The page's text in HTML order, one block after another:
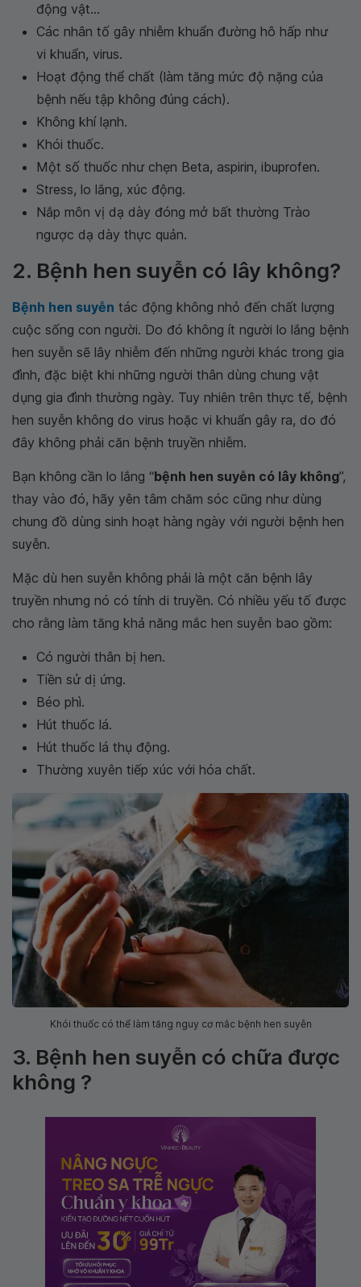
động vật...
Các nhân tố gây nhiễm khuẩn đường hô hấp như
vi khuẩn, virus.
Hoạt động thể chất (làm tăng mức độ nặng của
bệnh nếu tập không đúng cách).
Không khí lạnh.
Khói thuốc.
Một số thuốc như chẹn Beta, aspirin, ibuprofen.
Stress, lo lắng, xúc động.
Nắp môn vị dạ dày đóng mở bất thường Trào
ngược dạ dày thực quản.
2. Bệnh hen suyễn có lây không?
Bệnh hen suyễn tác động không nhỏ đến chất lượng
cuộc sống con người. Do đó không ít người lo lắng bệnh
hen suyễn sẽ lây nhiễm đến những người khác trong gia
đình, đặc biệt khi những người thân dùng chung vật
dụng gia đình thường ngày. Tuy nhiên trên thực tế, bệnh
hen suyễn không do virus hoặc vi khuẩn gây ra, do đó
đây không phải căn bệnh truyền nhiễm.
Bạn không cần lo lắng “bệnh hen suyễn có lây không”,
thay vào đó, hãy yên tâm chăm sóc cũng như dùng
chung đồ dùng sinh hoạt hàng ngày với người bệnh hen
suyễn.
Mặc dù hen suyễn không phải là một căn bệnh lây
truyền nhưng nó có tính di truyền. Có nhiều yếu tố được
cho rằng làm tăng khả năng mắc hen suyễn bao gồm:
Có người thân bị hen.
Tiền sử dị ứng.
Béo phì.
Hút thuốc lá.
Hút thuốc lá thụ động.
Thường xuyên tiếp xúc với hóa chất.
Khói thuốc có thể làm tăng nguy cơ mắc bệnh hen suyễn
3. Bệnh hen suyễn có chữa được
không ?